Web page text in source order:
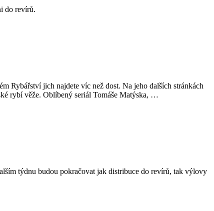
do revírů.
Rybářství jich najdete víc než dost. Na jeho dalších stránkách
rybí věže. Oblíbený seriál Tomáše Matýska, …
týdnu budou pokračovat jak distribuce do revírů, tak výlovy